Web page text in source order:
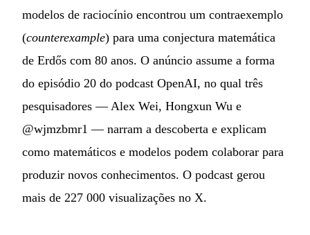
modelos de raciocínio encontrou um contraexemplo
(counterexample) para uma conjectura matemática
de Erdős com 80 anos. O anúncio assume a forma
do episódio 20 do podcast OpenAI, no qual três
pesquisadores — Alex Wei, Hongxun Wu e
@wjmzbmr1 — narram a descoberta e explicam
como matemáticos e modelos podem colaborar para
produzir novos conhecimentos. O podcast gerou
mais de 227 000 visualizações no X.